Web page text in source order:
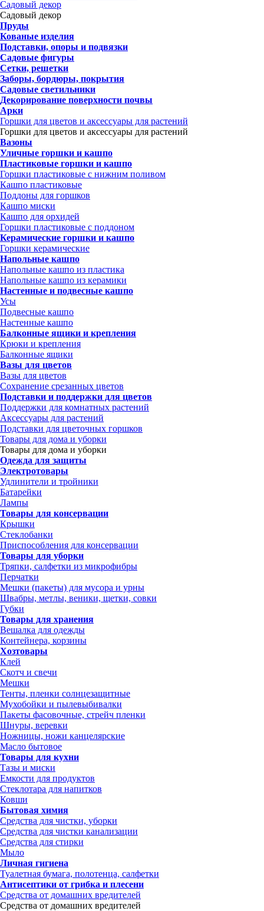
Садовый декор
Садовый декор
Пруды
Кованые изделия
Подставки, опоры и подвязки
Садовые фигуры
Сетки, решетки
Заборы, бордюры, покрытия
Садовые светильники
Декорирование поверхности почвы
Арки
Горшки для цветов и аксессуары для растений
Горшки для цветов и аксессуары для растений
Вазоны
Уличные горшки и кашпо
Пластиковые горшки и кашпо
Горшки пластиковые с нижним поливом
Кашпо пластиковые
Поддоны для горшков
Кашпо миски
Кашпо для орхидей
Горшки пластиковые с поддоном
Керамические горшки и кашпо
Горшки керамические
Напольные кашпо
Напольные кашпо из пластика
Напольные кашпо из керамики
Настенные и подвесные кашпо
Усы
Подвесные кашпо
Настенные кашпо
Балконные ящики и крепления
Крюки и крепления
Балконные ящики
Вазы для цветов
Вазы для цветов
Сохранение срезанных цветов
Подставки и поддержки для цветов
Поддержки для комнатных растений
Аксессуары для растений
Подставки для цветочных горшков
Товары для дома и уборки
Товары для дома и уборки
Одежда для защиты
Электротовары
Удлинители и тройники
Батарейки
Лампы
Товары для консервации
Крышки
Стеклобанки
Приспособления для консервации
Товары для уборки
Тряпки, салфетки из микрофибры
Перчатки
Мешки (пакеты) для мусора и урны
Швабры, метлы, веники, щетки, совки
Губки
Товары для хранения
Вешалка для одежды
Контейнера, корзины
Хозтовары
Клей
Скотч и свечи
Мешки
Тенты, пленки солнцезащитные
Мухобойки и пылевыбивалки
Пакеты фасовочные, стрейч пленки
Шнуры, веревки
Ножницы, ножи канцелярские
Масло бытовое
Товары для кухни
Тазы и миски
Емкости для продуктов
Стеклотара для напитков
Ковши
Бытовая химия
Средства для чистки, уборки
Средства для чистки канализации
Средства для стирки
Мыло
Личная гигиена
Туалетная бумага, полотенца, салфетки
Антисептики от грибка и плесени
Средства от домашних вредителей
Средства от домашних вредителей